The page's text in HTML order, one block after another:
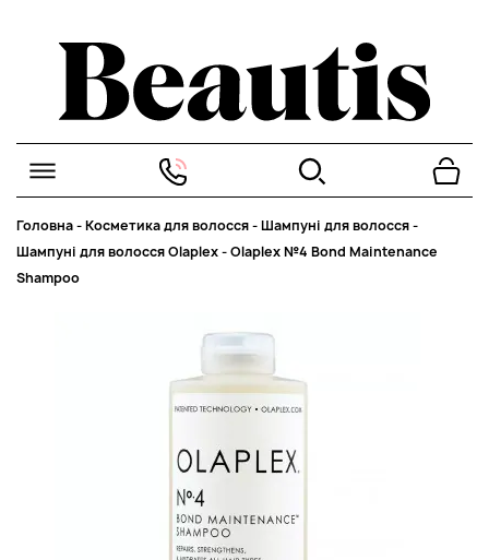
Головна-Косметика для волосся-Шампуні для волосся-
Шампуні для волосся Olaplex-Olaplex №4 Bond Maintenance
Shampoo